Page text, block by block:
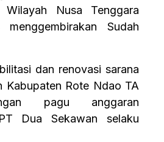
Wilayah Nusa Tenggara
Sudah
dan renovasi sarana
Kabupaten Rote Ndao TA
pagu anggaran
Dua Sekawan selaku